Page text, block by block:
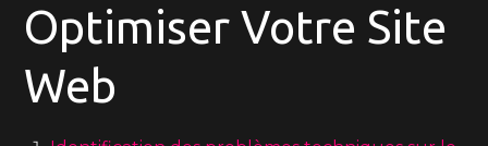
Optimiser Votre Site
Web